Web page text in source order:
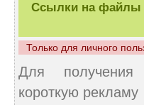
Ссылки на файлы
Только для личного
Для получения
короткую рекламу